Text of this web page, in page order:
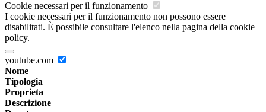
Cookie necessari per il funzionamento
I cookie necessari per il funzionamento non possono essere
disabilitati. È possibile consultare l'elenco nella pagina della cookie
policy.
youtube.com
Nome
Tipologia
Proprieta
Descrizione